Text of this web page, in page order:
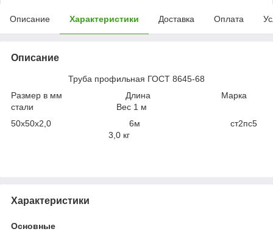
Описание Характеристики Доставка Оплата
Описание
Труба профильная ГОСТ 8645-68
Размер в мм Длина Марка
стали Вес 1 м
50х50х2,0 6м ст2пс5
3,0 кг
Характеристики
Основные